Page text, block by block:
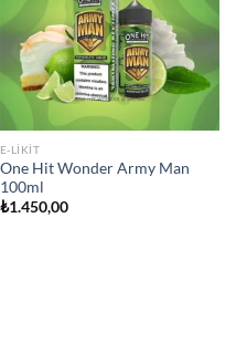
E-LIKIT
One Hit Wonder Army Man
100ml
₺1.450,00